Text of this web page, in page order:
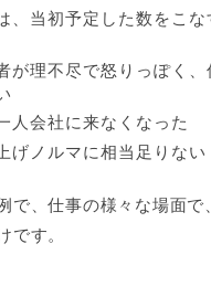
、当初予定した数をこな
が理不尽で怒りっぽく、
人会社に来なくなった
げノルマに相当足りない
で、仕事の様々な場面で
です。